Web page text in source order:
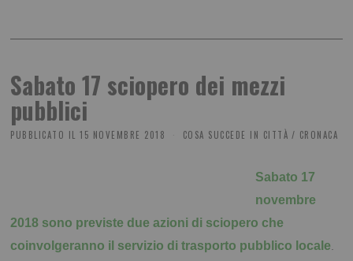
Sabato 17 sciopero dei mezzi
pubblici
PUBBLICATO IL 15 NOVEMBRE 2018 COSA SUCCEDE IN CITTÀ / CRONACA
Sabato 17
novembre
2018 sono previste due azioni di sciopero che
coinvolgeranno il servizio di trasporto pubblico locale